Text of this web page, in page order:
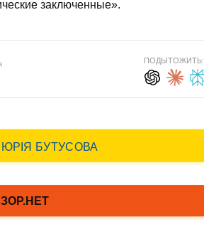
заключенные».
ПОДЫТОЖИТЬ: